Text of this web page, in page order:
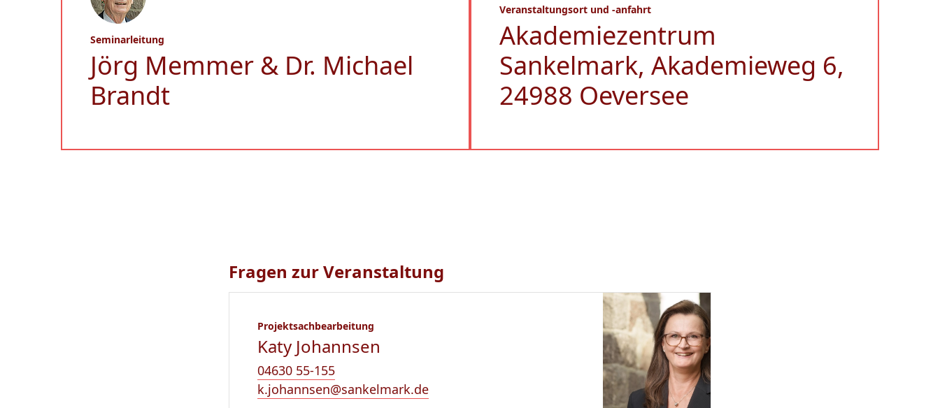
Seminarleitung
Jörg Memmer & Dr. Michael
Brandt
Veranstaltungsort und -anfahrt
Akademiezentrum
Sankelmark, Akademieweg 6,
24988 Oeversee
Fragen zur Veranstaltung
Projektsachbearbeitung
Katy Johannsen
04630 55-155
k.johannsen@sankelmark.de